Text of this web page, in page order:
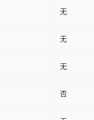
无
无
无
否